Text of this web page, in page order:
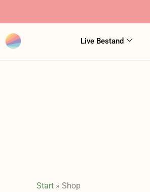
springen
Live Bestand
Start » Shop